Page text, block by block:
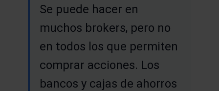
Se puede hacer en
muchos brokers, pero no
en todos los que permiten
comprar acciones. Los
bancos y cajas de ahorros